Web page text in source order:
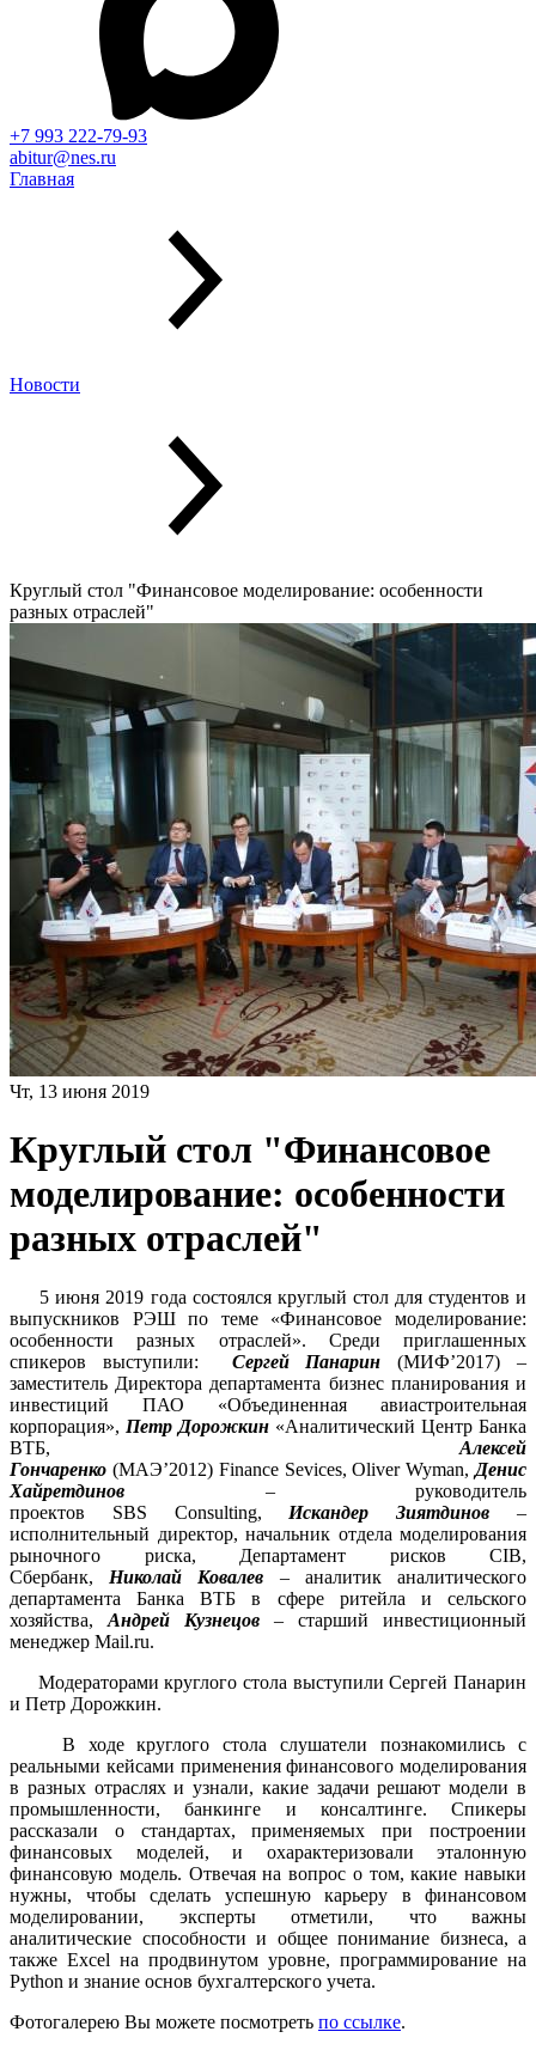
+7 993 222-79-93
abitur@nes.ru
Главная
Новости
Круглый стол "Финансовое моделирование: особенности
разных отраслей"
Чт, 13 июня 2019
Круглый стол "Финансовое
моделирование: особенности
разных отраслей"
5 июня 2019 года состоялся круглый стол для студентов и
выпускников РЭШ по теме «Финансовое моделирование:
особенности разных отраслей». Среди приглашенных
спикеров выступили: Сергей Панарин (МИФ’2017) –
заместитель Директора департамента бизнес планирования и
инвестиций ПАО «Объединенная авиастроительная
корпорация», Петр Дорожкин «Аналитический Центр Банка
ВТБ, Алексей
Гончаренко (МАЭ’2012) Finance Sevices, Oliver Wyman, Денис
Хайретдинов – руководитель
проектов SBS Consulting, Искандер Зиятдинов –
исполнительный директор, начальник отдела моделирования
рыночного риска, Департамент рисков CIB,
Сбербанк, Николай Ковалев – аналитик аналитического
департамента Банка ВТБ в сфере ритейла и сельского
хозяйства, Андрей Кузнецов – старший инвестиционный
менеджер Mail.ru.
Модераторами круглого стола выступили Сергей Панарин
и Петр Дорожкин.
В ходе круглого стола слушатели познакомились с
реальными кейсами применения финансового моделирования
в разных отраслях и узнали, какие задачи решают модели в
промышленности, банкинге и консалтинге. Спикеры
рассказали о стандартах, применяемых при построении
финансовых моделей, и охарактеризовали эталонную
финансовую модель. Отвечая на вопрос о том, какие навыки
нужны, чтобы сделать успешную карьеру в финансовом
моделировании, эксперты отметили, что важны
аналитические способности и общее понимание бизнеса, а
также Excel на продвинутом уровне, программирование на
Python и знание основ бухгалтерского учета.
Фотогалерею Вы можете посмотреть по ссылке.